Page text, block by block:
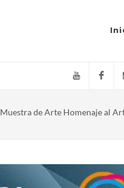
YouTube
Muestra de Arte Homenaje al